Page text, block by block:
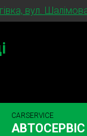
вул.
CARSERVICE
АВТОСЕРВІС